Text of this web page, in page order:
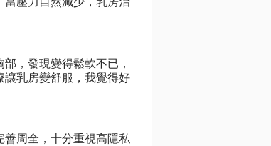
，發現變得鬆軟不已，
讓乳房變舒服，我覺得好
善周全，十分重視高隱私